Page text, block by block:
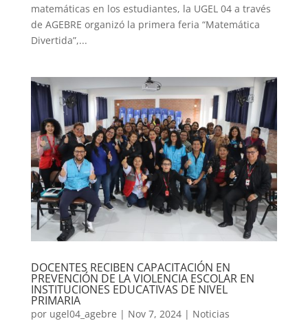
matemáticas en los estudiantes, la UGEL 04 a través
de AGEBRE organizó la primera feria “Matemática
Divertida”,...
DOCENTES RECIBEN CAPACITACIÓN EN
PREVENCIÓN DE LA VIOLENCIA ESCOLAR EN
INSTITUCIONES EDUCATIVAS DE NIVEL
PRIMARIA
por ugel04_agebre | Nov 7, 2024| Noticias